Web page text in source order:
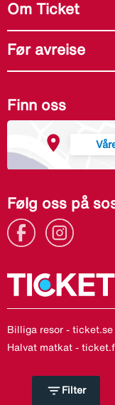
filter_list Filter
Om Ticket
Før avreise
Finn oss
Følg oss på
Billiga resor - ticket.se
Halvat matkat -